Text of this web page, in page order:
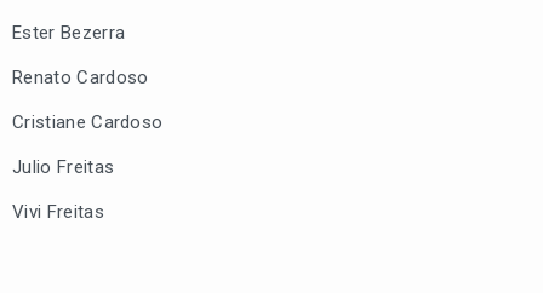
Ester Bezerra
Renato Cardoso
Cristiane Cardoso
Julio Freitas
Vivi Freitas